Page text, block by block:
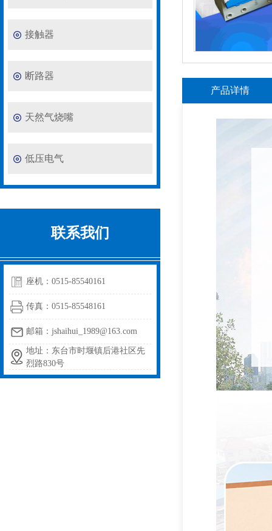
接触器
断路器
天然气烧嘴
低压电气
联系我们
座机：0515-85540161
传真：0515-85548161
邮箱：jshaihui_1989@163.com
地址：东台市时堰镇后港社区先
烈路830号
产品详情